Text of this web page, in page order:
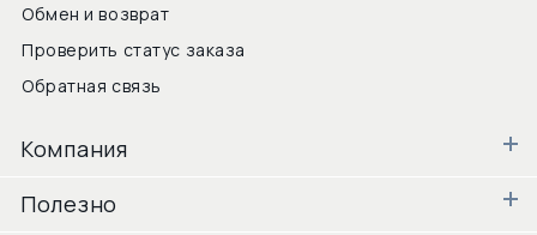
Обмен и возврат
Проверить статус заказа
Обратная связь
Компания
Полезно